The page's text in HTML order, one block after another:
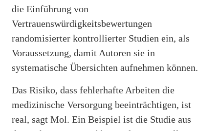
die Einführung von
Vertrauenswürdigkeitsbewertungen
randomisierter kontrollierter Studien ein, als
Voraussetzung, damit Autoren sie in
systematische Übersichten aufnehmen können.
Das Risiko, dass fehlerhafte Arbeiten die
medizinische Versorgung beeinträchtigen, ist
real, sagt Mol. Ein Beispiel ist die Studie aus